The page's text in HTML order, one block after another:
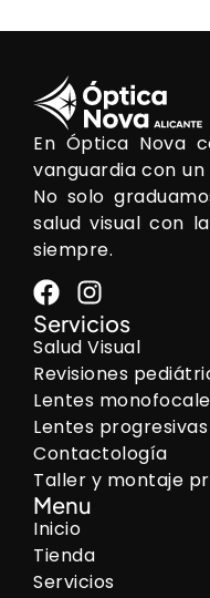
En Óptica Nova
vanguardia con
No solo
salud visual con
siempre.
Servicios
Salud Visual
Revisiones
Lentes
Lentes progresivas
Contactología
Taller y montaje
Menu
Inicio
Tienda
Servicios